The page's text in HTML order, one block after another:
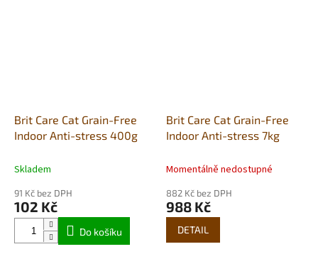
Brit Care Cat Grain-Free
Indoor Anti-stress 400g
Skladem
91 Kč bez DPH
102 Kč
Do košíku
Brit Care Cat Grain-Free
Indoor Anti-stress 7kg
Momentálně nedostupné
882 Kč bez DPH
988 Kč
DETAIL